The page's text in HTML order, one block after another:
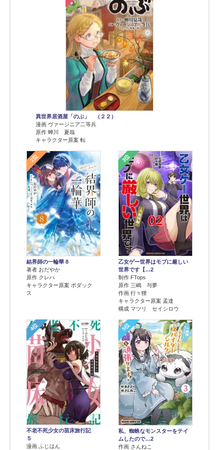
異世界居酒屋「のぶ」 （２２）
漫画 ヴァージニア二等兵
原作 蝉川 夏哉
キャラクター原案 転
2位
結界師の一輪華 8
著者 おだやか
原作 クレハ
キャラクター原案 ボダック
ス
3位
乙女ゲー世界はモブに厳しい
世界です【…2
制作 FTops
原作 三嶋 与夢
作画 行々狸
キャラクター原案 孟達
構成 マツリ セイシロウ
4位
不老不死少女の苗床旅行記
５
漫画 ふじはん
5位
私、蜘蛛なモンスターをテイ
ムしたので…2
作画 さんねこ